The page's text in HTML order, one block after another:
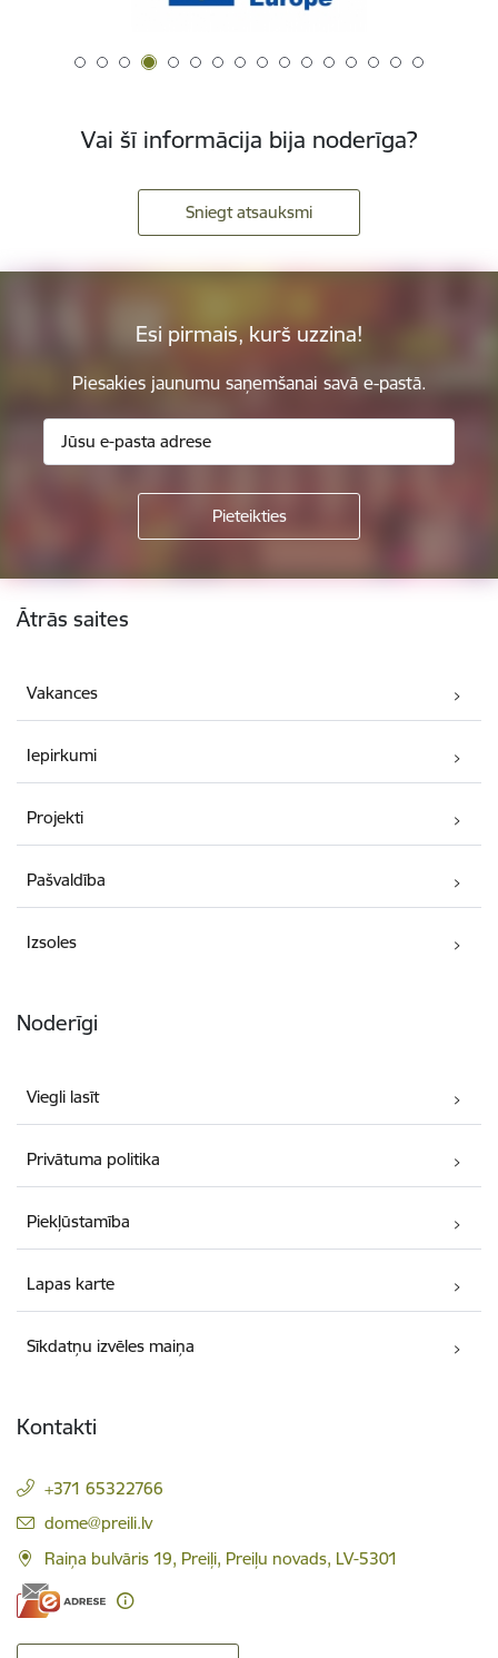
Vai šī informācija bija noderīga?
Sniegt atsauksmi
Esi pirmais, kurš uzzina!
Piesakies jaunumu saņemšanai savā e-pastā.
Kājene
Ātrās saites
Vakances
Iepirkumi
Projekti
Pašvaldība
Izsoles
Noderīgi
Viegli lasīt
Privātuma politika
Piekļūstamība
Lapas karte
Sīkdatņu izvēles maiņa
Kontakti
+371 65322766
E-pasts:
dome@preili.lv
Raiņa bulvāris 19, Preiļi, Preiļu novads, LV-5301